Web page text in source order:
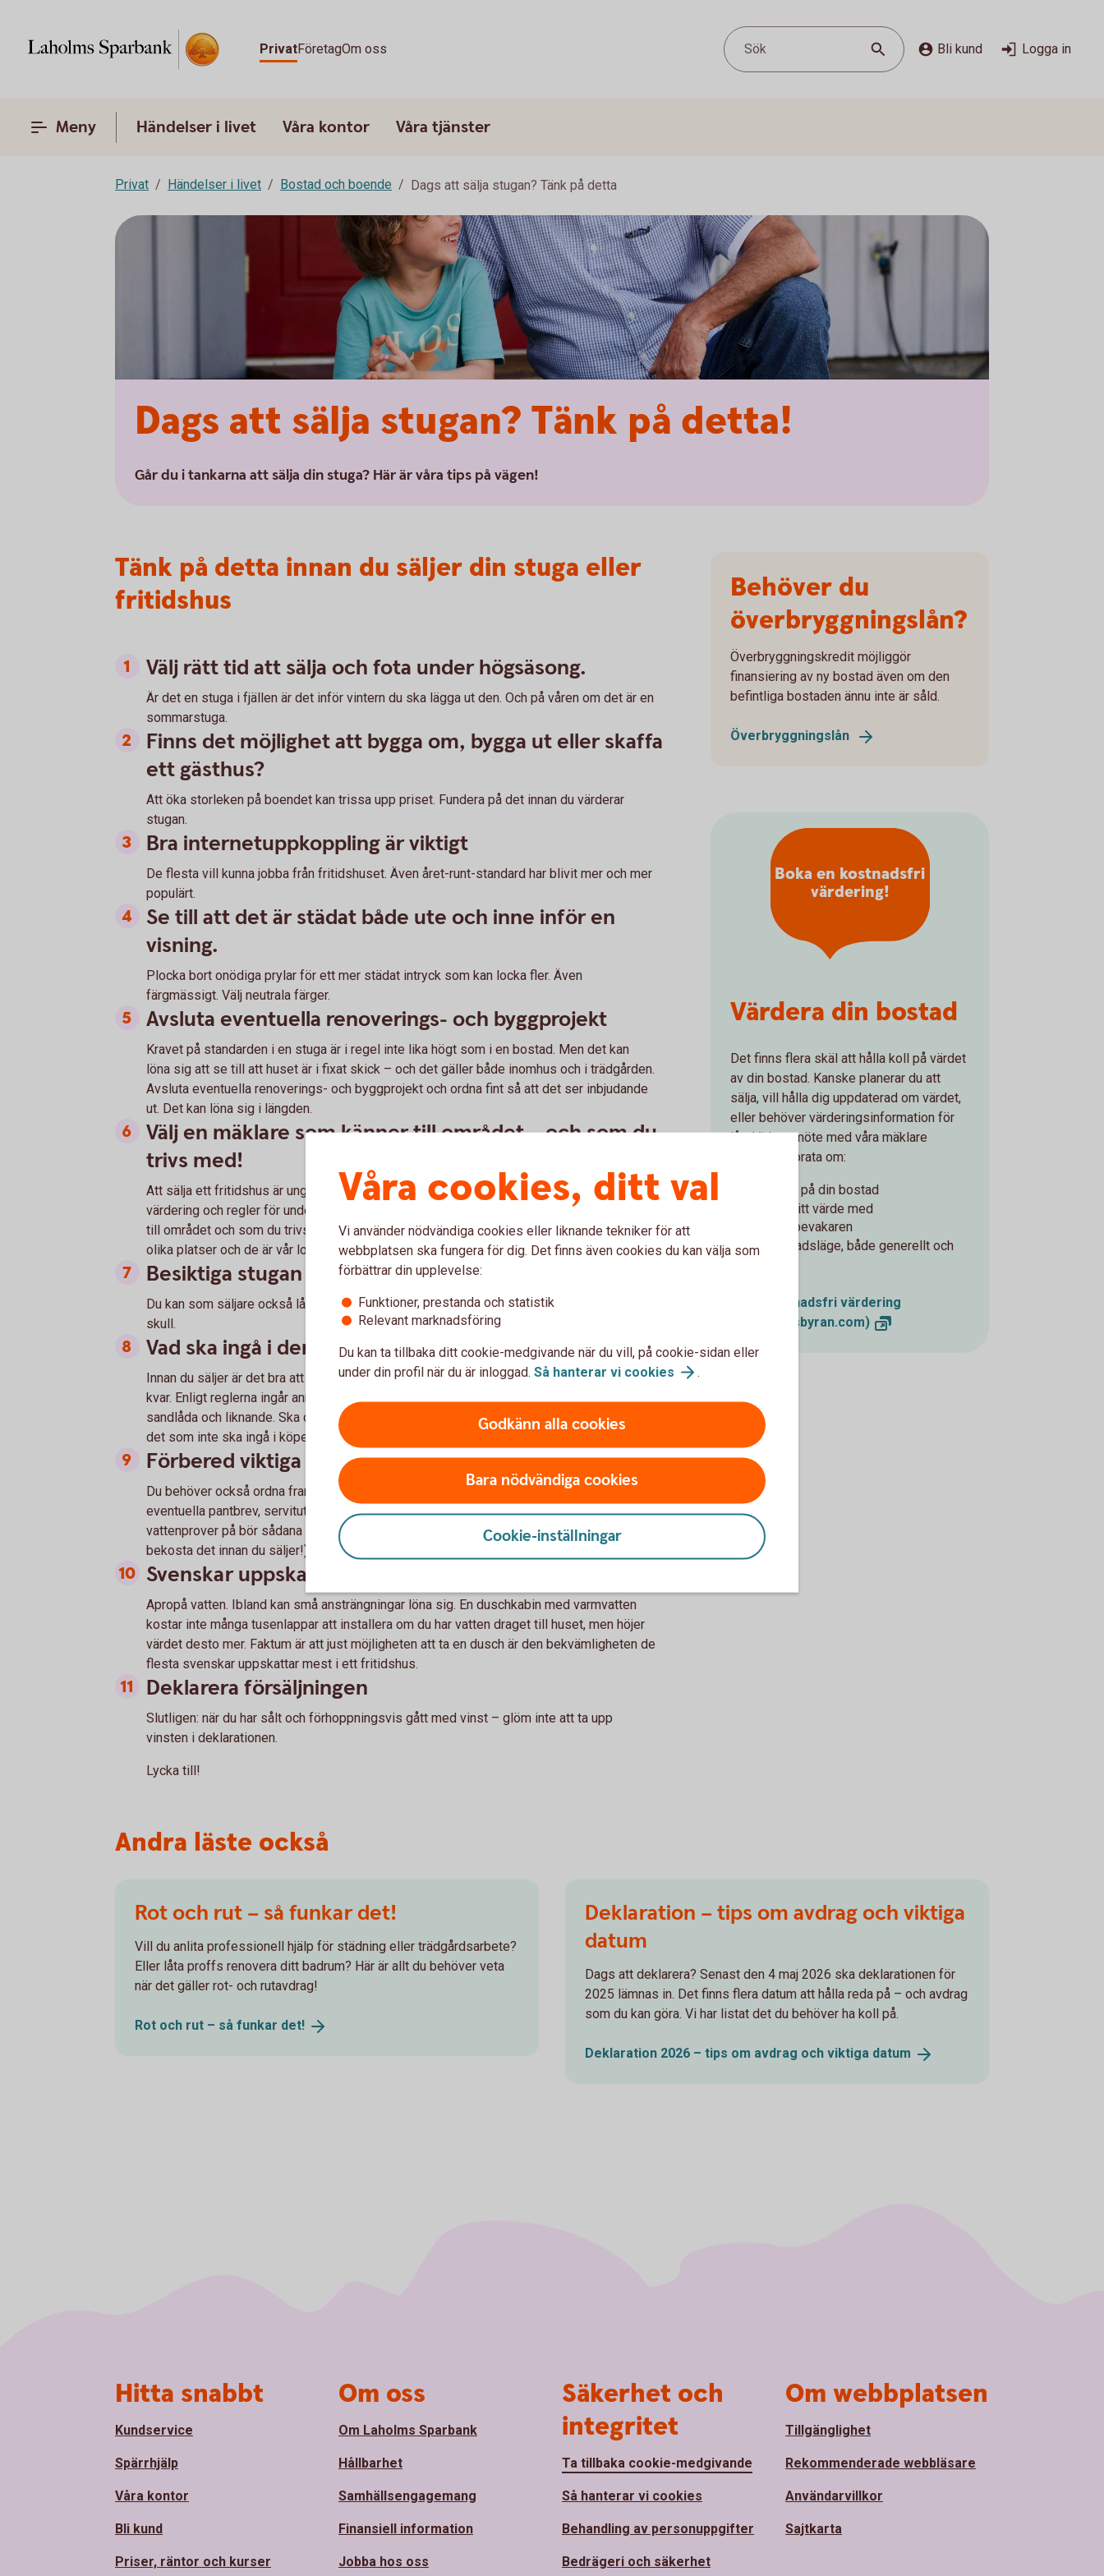
PrivatFöretagOm oss Sök Bli kund Logga in
Meny Händelser i livet Våra kontor Våra tjänster
Privat Händelser i livet Bostad och boende Dags att sälja stugan? Tänk på detta
Dags att sälja stugan? Tänk på detta!
Går du i tankarna att sälja din stuga? Här är våra tips på vägen!
Tänk på detta innan du säljer din stuga eller
fritidshus
Välj rätt tid att sälja och fota under högsäsong.
Är det en stuga i fjällen är det inför vintern du ska lägga ut den. Och på våren om det är en
sommarstuga.
Finns det möjlighet att bygga om, bygga ut eller skaffa
ett gästhus?
Att öka storleken på boendet kan trissa upp priset. Fundera på det innan du värderar
stugan.
Bra internetuppkoppling är viktigt
De flesta vill kunna jobba från fritidshuset. Även året-runt-standard har blivit mer och mer
populärt.
Se till att det är städat både ute och inne inför en
visning.
Plocka bort onödiga prylar för ett mer städat intryck som kan locka fler. Även
färgmässigt. Välj neutrala färger.
Avsluta eventuella renoverings- och byggprojekt
Kravet på standarden i en stuga är i regel inte lika högt som i en bostad. Men det kan
löna sig att se till att huset är i fixat skick – och det gäller både inomhus och i trädgården.
Avsluta eventuella renoverings- och byggprojekt och ordna fint så att det ser inbjudande
ut. Det kan löna sig i längden.
Välj en mäklare som känner till området – och som du
trivs med!
Att sälja ett fritidshus är ungefär som att sälja ett hus eller lägenhet vad gäller mäklare,
värdering och regler för undersökningsplikt och besiktning. Välj en mäklare som känner
till området och som du trivs med. Fastighetsbyrån är rikstäckande med kontor på 270
olika platser och de är vår lokala bostadsexpert.
Besiktiga stugan - både för köparen och för din skull
Du kan som säljare också låta huset genomgå en besiktning – lika mycket för din egen
skull.
Vad ska ingå i den fast egendomen?
Innan du säljer är det bra att tänka över vilken av den fasta egendomen som ska få vara
kvar. Enligt reglerna ingår annars saker som: friggebod, flaggstång, växthus, lekstuga,
sandlåda och liknande. Ska de inte ingå bör det framgå vid visningen eller helt enkelt tas
det som inte ska ingå i köpet bort före visning.
Förbered viktiga dokument
Du behöver också ordna fram papper som ritningar, kvitton från renoveringar och
eventuella pantbrev, servitut och arrende. Har du egen brunn som du har låtit göra
vattenprover på bör sådana papper tas fram (och har du inte gjort det är det en bra idé att
bekosta det innan du säljer!).
Svenskar uppskattar duschen mest av allt i fritidshus
Apropå vatten. Ibland kan små ansträngningar löna sig. En duschkabin med varmvatten
kostar inte många tusenlappar att installera om du har vatten draget till huset, men höjer
värdet desto mer. Faktum är att just möjligheten att ta en dusch är den bekvämligheten de
flesta svenskar uppskattar mest i ett fritidshus.
Deklarera försäljningen
Slutligen: när du har sålt och förhoppningsvis gått med vinst – glöm inte att ta upp
vinsten i deklarationen.
Lycka till!
Behöver du
överbryggningslån?
Överbryggningskredit möjliggör
finansiering av ny bostad även om den
befintliga bostaden ännu inte är såld.
Överbryggningslån
Boka en kostnadsfri
värdering!
Värdera din bostad
Det finns flera skäl att hålla koll på värdet
av din bostad. Kanske planerar du att
sälja, vill hålla dig uppdaterad om värdet,
eller behöver värderingsinformation för
lån. Vid ett möte med våra mäklare
kommer ni prata om:
Värdet på din bostad
Följa ditt värde med
Värdebevakaren
Marknadsläge, både generellt och
Boka kostnadsfri värdering
(fastighetsbyran.com)
Andra läste också
Rot och rut – så funkar det!
Vill du anlita professionell hjälp för städning eller trädgårdsarbete?
Eller låta proffs renovera ditt badrum? Här är allt du behöver veta
när det gäller rot- och rutavdrag!
Rot och rut – så funkar det!
Deklaration – tips om avdrag och viktiga
datum
Dags att deklarera? Senast den 4 maj 2026 ska deklarationen för
2025 lämnas in. Det finns flera datum att hålla reda på – och avdrag
som du kan göra. Vi har listat det du behöver ha koll på.
Deklaration 2026 – tips om avdrag och viktiga datum
Våra cookies, ditt val
Vi använder nödvändiga cookies eller liknande tekniker för att
webbplatsen ska fungera för dig. Det finns även cookies du kan välja som
förbättrar din upplevelse:
Funktioner, prestanda och statistik
Relevant marknadsföring
Du kan ta tillbaka ditt cookie-medgivande när du vill, på cookie-sidan eller
under din profil när du är inloggad. Så hanterar vi cookies .
Godkänn alla cookies
Bara nödvändiga cookies
Cookie-inställningar
Hitta snabbt
Kundservice
Spärrhjälp
Våra kontor
Bli kund
Priser, räntor och kurser
Om oss
Om Laholms Sparbank
Hållbarhet
Samhällsengagemang
Finansiell information
Jobba hos oss
Säkerhet och
integritet
Ta tillbaka cookie-medgivande
Så hanterar vi cookies
Behandling av personuppgifter
Bedrägeri och säkerhet
Om webbplatsen
Tillgänglighet
Rekommenderade webbläsare
Användarvillkor
Sajtkarta